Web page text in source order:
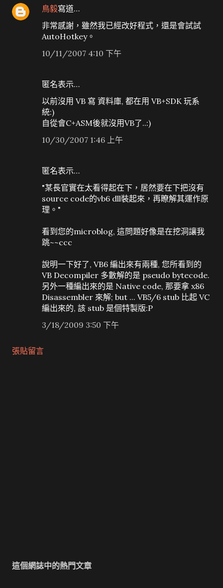
鳥毅寫道…
非常感謝，雖然我已經改好程式，還是會試試
AutoHotkey。
10/11/2007 4:10 下午
匿名表示…
以前沒用 VB 寫 資料庫, 都在用 VB+SDK 玩系
統:)
自從會C+ASM後就沒用VB了..:)
10/30/2007 1:46 上午
匿名表示…
"某長官實在太看得起在下，居然要在下把沒有
source code的vb6 dll裝起來，再瞭解其運作原
理。"
看到您的microblog, 這問題好像是在挖洞讓我
跳~~ccc
說明一下好了, VB6 編出來有兩種, 您所看到的
VB Decompiler 多數解的是 pseudo bytecode.
另外一種編出來的是 Native code, 那要拿 x86
Disassembler 來解; but ... VB5/6 stub 比起 VC
編出來的, 該 stub 是個特製版:P
3/18/2009 3:50 下午
張貼留言
這個網誌中的熱門文章